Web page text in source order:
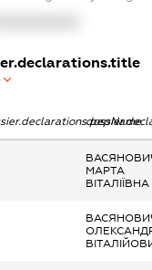
МАРТА
ВІТАЛІЇВНА